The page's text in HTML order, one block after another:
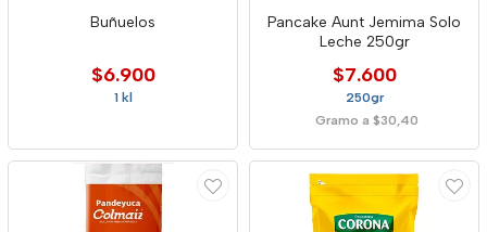
Buñuelos
$6.900
1 kl
Pancake Aunt Jemima Solo
Leche 250gr
$7.600
250gr
Gramo a $30,40